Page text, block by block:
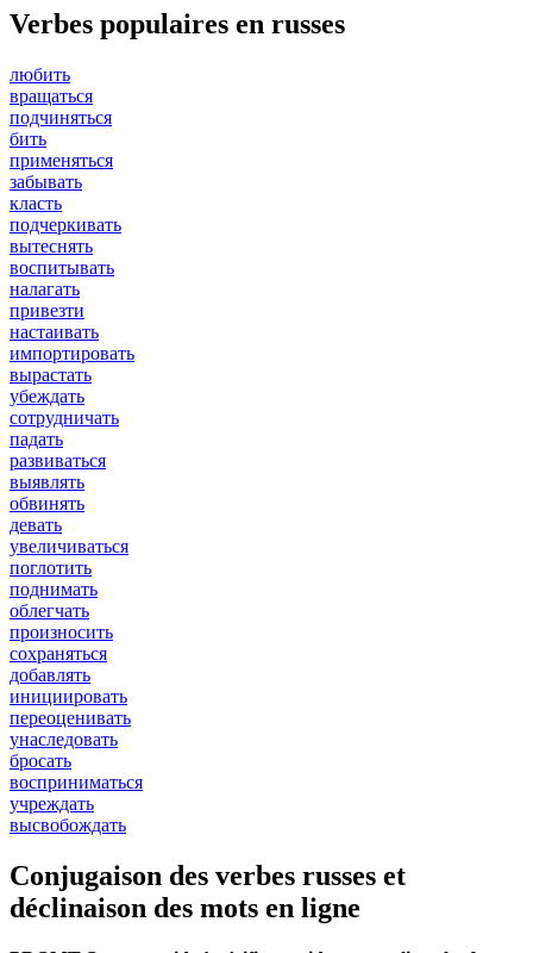
Verbes populaires en russes
любить
вращаться
подчиняться
бить
применяться
забывать
класть
подчеркивать
вытеснять
воспитывать
налагать
привезти
настаивать
импортировать
вырастать
убеждать
сотрудничать
падать
развиваться
выявлять
обвинять
девать
увеличиваться
поглотить
поднимать
облегчать
произносить
сохраняться
добавлять
инициировать
переоценивать
унаследовать
бросать
восприниматься
учреждать
высвобождать
Conjugaison des verbes russes et
déclinaison des mots en ligne